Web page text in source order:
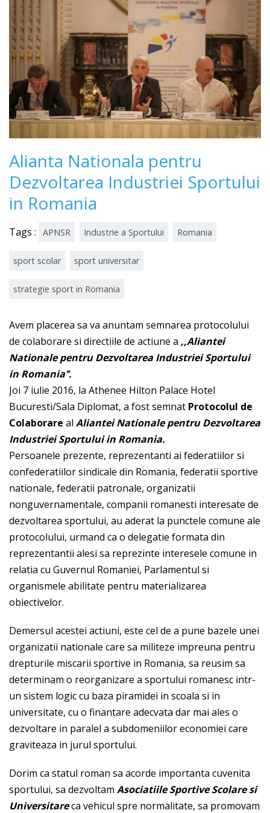
Alianta Nationala pentru
Dezvoltarea Industriei Sportului
in Romania
Tags : APNSR Industrie a Sportului Romania
sport scolar sport universitar
strategie sport in Romania
Avem placerea sa va anuntam semnarea protocolului
de colaborare si directiile de actiune a ,,Aliantei
Nationale pentru Dezvoltarea Industriei Sportului
in Romania’’.
Joi 7 iulie 2016, la Athenee Hilton Palace Hotel
Bucuresti/Sala Diplomat, a fost semnat Protocolul de
Colaborare al Aliantei Nationale pentru Dezvoltarea
Industriei Sportului in Romania.
Persoanele prezente, reprezentanti ai federatiilor si
confederatiilor sindicale din Romania, federatii sportive
nationale, federatii patronale, organizatii
nonguvernamentale, companii romanesti interesate de
dezvoltarea sportului, au aderat la punctele comune ale
protocolului, urmand ca o delegatie formata din
reprezentantii alesi sa reprezinte interesele comune in
relatia cu Guvernul Romaniei, Parlamentul si
organismele abilitate pentru materializarea
obiectivelor.
Demersul acestei actiuni, este cel de a pune bazele unei
organizatii nationale care sa militeze impreuna pentru
drepturile miscarii sportive in Romania, sa reusim sa
determinam o reorganizare a sportului romanesc intr-
un sistem logic cu baza piramidei in scoala si in
universitate, cu o finantare adecvata dar mai ales o
dezvoltare in paralel a subdomeniilor economiei care
graviteaza in jurul sportului.
Dorim ca statul roman sa acorde importanta cuvenita
sportului, sa dezvoltam Asociatiile Sportive Scolare si
Universitareca vehicul spre normalitate, sa promovam